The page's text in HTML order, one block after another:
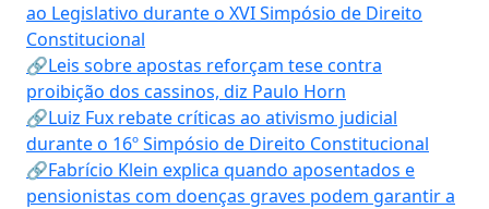
ao Legislativo durante o XVI Simpósio de Direito
Constitucional
🔗Leis sobre apostas reforçam tese contra
proibição dos cassinos, diz Paulo Horn
🔗Luiz Fux rebate críticas ao ativismo judicial
durante o 16º Simpósio de Direito Constitucional
🔗Fabrício Klein explica quando aposentados e
pensionistas com doenças graves podem garantir a